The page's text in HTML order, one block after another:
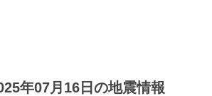
年07月16日の地震情報